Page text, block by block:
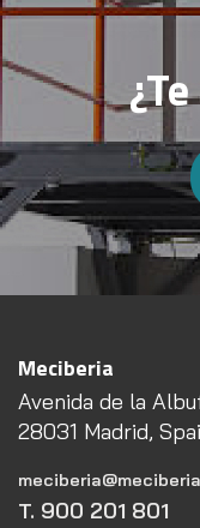
Meciberia
Avenida de la
28031 Madrid,
T. 900 201 801